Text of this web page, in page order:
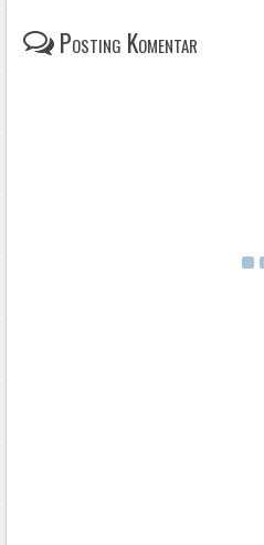
Posting Komentar